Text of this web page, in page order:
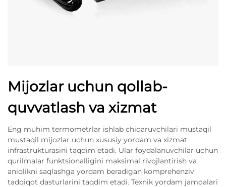
Mijozlar uchun qollab-
quvvatlash va xizmat
Eng muhim termometrlar ishlab chiqaruvchilari mustaqil
mustaqil mijozlar uchun xususiy yordam va xizmat
infrastrukturasini taqdim etadi. Ular foydalanuvchilar uchun
qurilmalar funktsionalligini maksimal rivojlantirish va
aniqlikni saqlashga yordam beradigan komprehenziv
tadqiqot dasturlarini taqdim etadi. Texnik yordam jamoalari